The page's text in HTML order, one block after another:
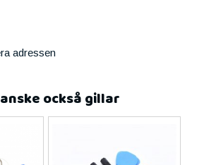
adressen
också gillar